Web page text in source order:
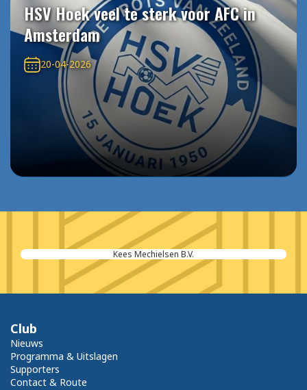
HSV Hoek veel te sterk voor AFC in
Amsterdam
20-04-2026
dit is RECHTadvocaten
Club
Nieuws
Programma & Uitslagen
Supporters
Contact & Route